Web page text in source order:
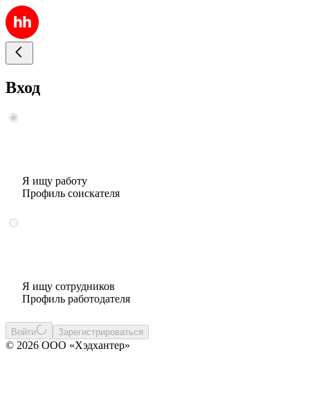
Вход
Я ищу работу
Профиль соискателя
Я ищу сотрудников
Профиль работодателя
Войти Зарегистрироваться
© 2026 ООО «Хэдхантер»